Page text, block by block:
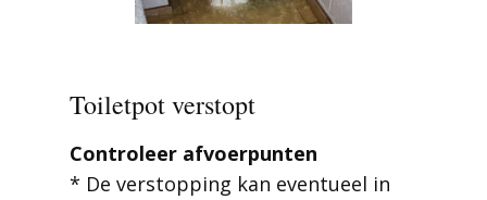
Toiletpot verstopt
Controleer afvoerpunten
* De verstopping kan eventueel in